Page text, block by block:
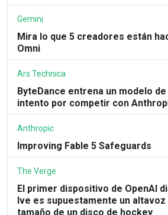
Gemini
Mira lo que 5 creadores están
Omni
Ars Technica
ByteDance entrena un modelo
intento por competir con
Anthropic
Improving Fable 5 Safeguards
The Verge
El primer dispositivo de OpenAI
Ive es supuestamente un
tamaño de un disco de hockey